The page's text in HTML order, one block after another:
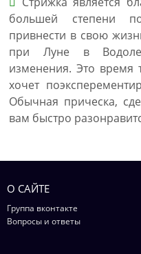
большей степени
привнести в свою
при Луне в
изменения. Это время
хочет
Обычная прическа,
вам быстро
О САЙТЕ
Группа вконтакте
Вопросы и ответы